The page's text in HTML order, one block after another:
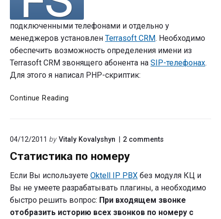
подключенными телефонами и отдельно у
менеджеров установлен Terrasoft CRM. Необходимо
обеспечить возможность определения имени из
Terrasoft CRM звонящего абонента на SIP-телефонах.
Для этого я написал PHP-скриптик:
Continue Reading
04/12/2011 by Vitaly Kovalyshyn 2 comments
Статистика по номеру
Если Вы используете Oktell IP PBX без модуля КЦ и
Вы не умеете разрабатывать плагины, а необходимо
быстро решить вопрос: При входящем звонке
отобразить историю всех звонков по номеру с